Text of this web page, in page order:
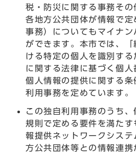
税・防災に関する事務その
各地方公共団体が情報で定
事務）についてもマイナン
ができます。本市では、
ける特定の個人を識別す
に関する法律に基づく個
個人情報の提供に関する条
利用事務を定めています。
この独自利用事務のうち
規則で定める要件を満た
報提供ネットワークシス
方公共団体等との情報連携